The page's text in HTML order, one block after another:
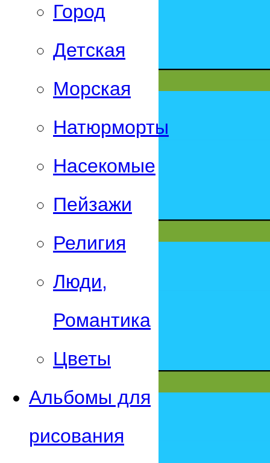
Город
Детская
Морская
Натюрморты
Насекомые
Пейзажи
Религия
Люди,
Романтика
Цветы
Альбомы для
рисования